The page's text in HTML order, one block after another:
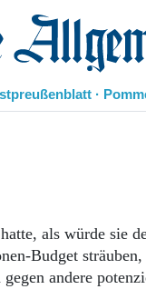
·
als würde sie
Budget
andere